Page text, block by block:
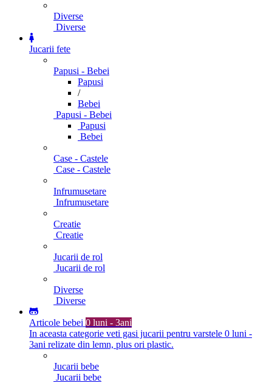
Diverse
Diverse
Jucarii fete
Papusi - Bebei
Papusi
/
Bebei
Papusi - Bebei
Papusi
Bebei
Case - Castele
Case - Castele
Infrumusetare
Infrumusetare
Creatie
Creatie
Jucarii de rol
Jucarii de rol
Diverse
Diverse
Articole bebei 0 luni - 3ani
In aceasta categorie veti gasi jucarii pentru varstele 0 luni -
3ani relizate din lemn, plus ori plastic.
Jucarii bebe
Jucarii bebe